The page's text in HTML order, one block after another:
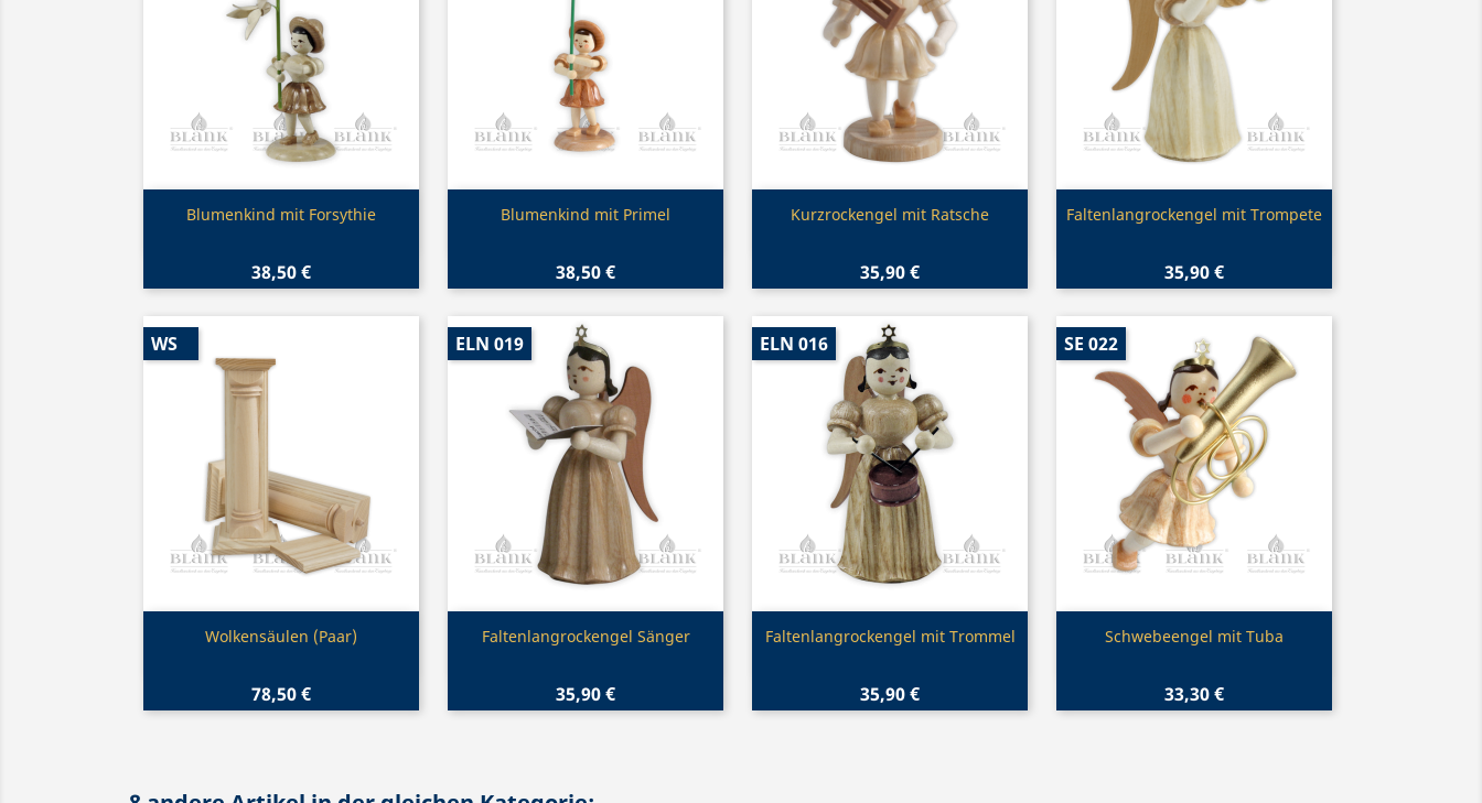
Vorschau
Blumenkind mit Forsythie
38,50 €
Vorschau
Blumenkind mit Primel
38,50 €
Vorschau
Kurzrockengel mit Ratsche
35,90 €
Vorschau
Faltenlangrockengel mit Trompete
35,90 €
Vorschau
Wolkensäulen (Paar)
78,50 €
WS
Vorschau
Faltenlangrockengel Sänger
35,90 €
ELN 019
Vorschau
Faltenlangrockengel mit Trommel
35,90 €
ELN 016
Vorschau
Schwebeengel mit Tuba
33,30 €
SE 022